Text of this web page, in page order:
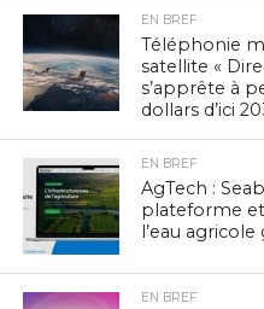
EN BREF
Téléphonie
satellite «
s’apprête à
dollars d’ici
EN BREF
AgTech :
plateforme
l’eau agricole
EN BREF